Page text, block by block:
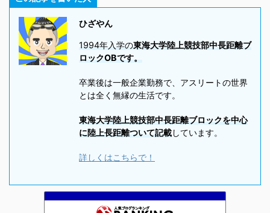
ひざやん
1994年入学の東海大学陸上競技部中長距離ブ
ロックOBです。
卒業後は一般企業勤務で、アスリートの世界
とは全く無縁の生活です。
東海大学陸上競技部中長距離ブロックを中心
に陸上長距離ついて記載しています。
詳しくはこちらで！